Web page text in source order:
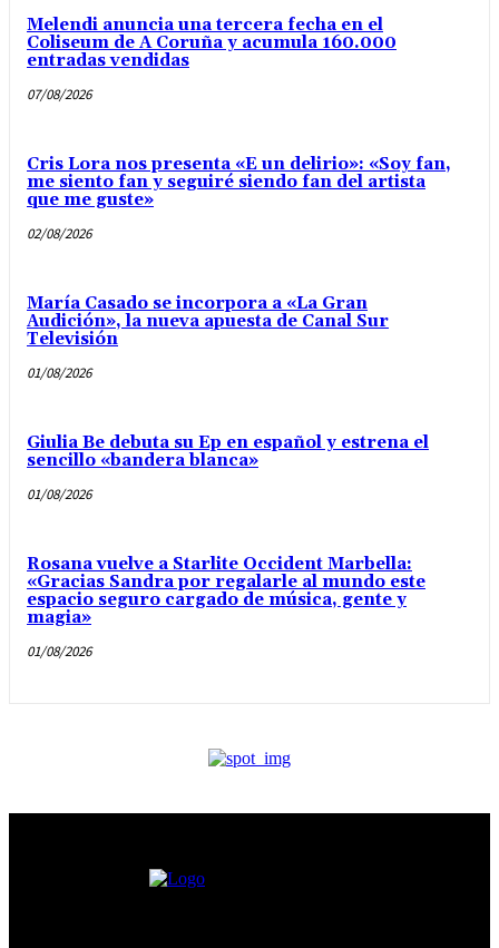
Melendi anuncia una tercera fecha en el
Coliseum de A Coruña y acumula 160.000
entradas vendidas
07/08/2026
Cris Lora nos presenta «E un delirio»: «Soy fan,
me siento fan y seguiré siendo fan del artista
que me guste»
02/08/2026
María Casado se incorpora a «La Gran
Audición», la nueva apuesta de Canal Sur
Televisión
01/08/2026
Giulia Be debuta su Ep en español y estrena el
sencillo «bandera blanca»
01/08/2026
Rosana vuelve a Starlite Occident Marbella:
«Gracias Sandra por regalarle al mundo este
espacio seguro cargado de música, gente y
magia»
01/08/2026